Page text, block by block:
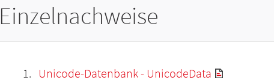
Einzelnachweise
Unicode-Datenbank - UnicodeData